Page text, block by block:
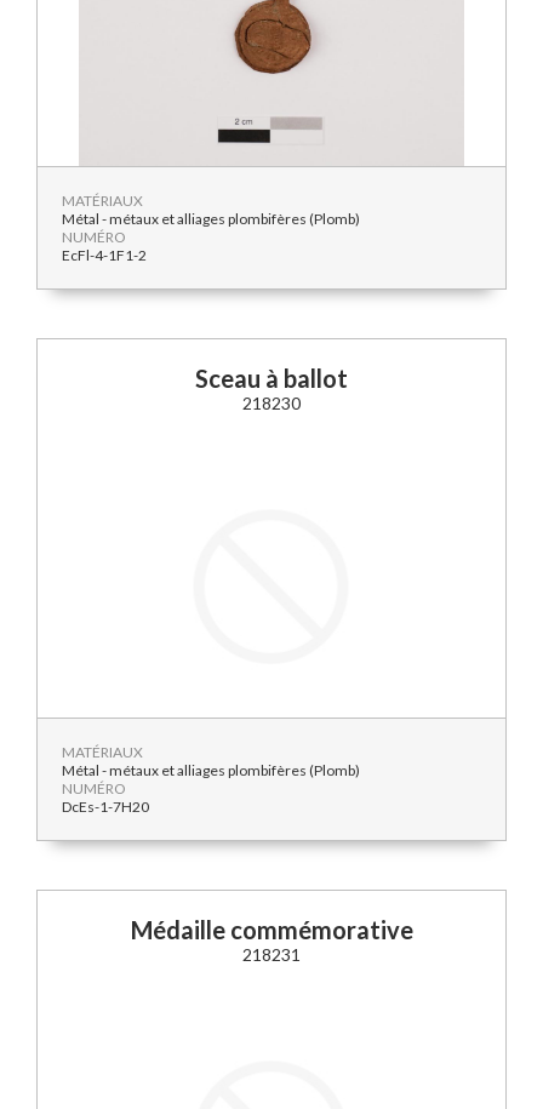
MATÉRIAUX
Métal - métaux et alliages plombifères (Plomb)
NUMÉRO
EcFl-4-1F1-2
Sceau à ballot
218230
MATÉRIAUX
Métal - métaux et alliages plombifères (Plomb)
NUMÉRO
DcEs-1-7H20
Médaille commémorative
218231